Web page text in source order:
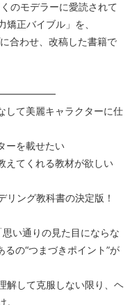
のモデラーに愛読されて
正バイブル」を、
合わせ、改稿した書籍で
して美麗キャラクターに仕
ーを載せたい
えてくれる教材が欲しい
リング教科書の決定版！
い通りの見た目にならな
の“つまづきポイント”が
解して克服しない限り、ヘ